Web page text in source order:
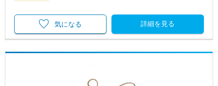
詳細を見る
気になる